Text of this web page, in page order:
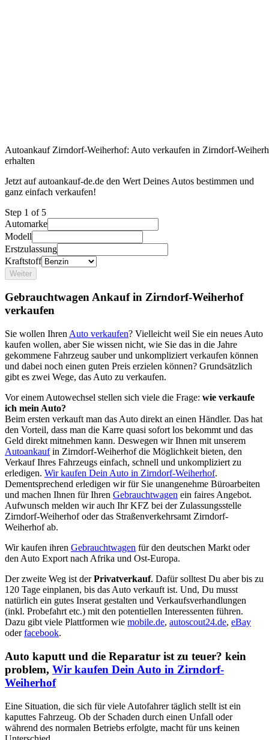
Autoankauf Zirndorf-Weiherhof: Auto verkaufen in Zirndorf-
erhalten
Jetzt auf autoankauf-de.de den Wert Deines Autos bestimmen und
ganz einfach verkaufen!
Step 1 of 5
Automarke
Modell
Erstzulassung
Kraftstoff
Weiter
Gebrauchtwagen Ankauf in Zirndorf-Weiherhof
verkaufen
Sie wollen Ihren Auto verkaufen? Vielleicht weil Sie ein neues Auto
kaufen wollen, aber Sie wissen nicht, wie Sie das in die Jahre
gekommene Fahrzeug sauber und unkompliziert verkaufen können
und dabei noch einen guten Preis erzielen können? Grundsätzlich
gibt es zwei Wege, das Auto zu verkaufen.
Vor einem Autowechsel stellen sich viele die Frage: wie verkaufe
ich mein Auto?
Beim ersten verkauft man das Auto direkt an einen Händler. Das hat
den Vorteil, dass man die Karre quasi sofort los bekommt und das
Geld direkt mitnehmen kann. Deswegen wir Ihnen mit unserem
Autoankaufin Zirndorf-Weiherhof die Möglichkeit bieten, den
Verkauf Ihres Fahrzeugs einfach, schnell und unkompliziert zu
erledigen. Wir kaufen Dein Auto in Zirndorf-Weiherhof.
Dementsprechend erledigen wir für Sie unangenehme Büroarbeiten
und machen Ihnen für Ihren Gebrauchtwagen ein faires Angebot.
Aufwunsch melden wir auch Ihr KFZ bei der Zulassungsstelle
Zirndorf-Weiherhof oder das Straßenverkehrsamt Zirndorf-
Weiherhof ab.
Wir kaufen ihren Gebrauchtwagen für den deutschen Markt oder
den Auto Export nach Afrika und Ost-Europa.
Der zweite Weg ist derPrivatverkauf. Dafür solltest Du aber bis zu
120 Tage einplanen, bis das Auto verkauft ist. Und, Du musst
natürlich ein gutes Inserat gestalten und Verkaufsverhandlungen
(inkl. Probefahrt etc.) mit den potentiellen Interessenten führen.
Dazu gibt viele Plattformen wie mobile.de, autoscout24.de, eBay
oderfacebook.
Auto kaputt und die Reparatur ist zu teuer? kein
problem, Wir kaufen Dein Auto in Zirndorf-
Weiherhof
Eine Situation, die sich für viele Autofahrer täglich stellt ist ein
kaputtes Fahrzeug. Ob der Schaden durch einen Unfall oder
während des normalen Betriebs erfolgte, macht für uns keinen